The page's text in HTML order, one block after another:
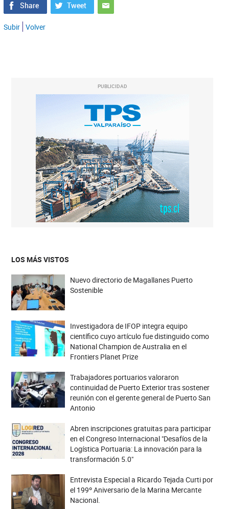
Subir Volver
PUBLICIDAD
LOS MÁS VISTOS
Nuevo directorio de Magallanes Puerto
Sostenible
Investigadora de IFOP integra equipo
científico cuyo artículo fue distinguido como
National Champion de Australia en el
Frontiers Planet Prize
Trabajadores portuarios valoraron
continuidad de Puerto Exterior tras sostener
reunión con el gerente general de Puerto San
Antonio
Abren inscripciones gratuitas para participar
en el Congreso Internacional "Desafíos de la
Logística Portuaria: La innovación para la
transformación 5.0"
Entrevista Especial a Ricardo Tejada Curti por
el 199º Aniversario de la Marina Mercante
Nacional.